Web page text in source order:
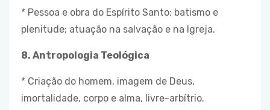
* Pessoa e obra do Espírito Santo; batismo e
plenitude; atuação na salvação e na Igreja.
8. Antropologia Teológica
* Criação do homem, imagem de Deus,
imortalidade, corpo e alma, livre-arbítrio.